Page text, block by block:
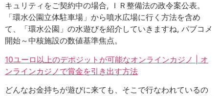
キュリティをご契約中の場合, ＩＲ整備法の政令案公表。
「環水公園立体駐車場」から噴水広場に行く方法を含め
て、「環水公園」の水遊びを紹介していきますね, パブコメ
開始～中核施設の数値基準焦点。
10ユーロ以上のデポジットが可能なオンラインカジノ | オ
ンラインカジノで賞金を引き出す方法
どんなお金持ちが遊びに来ても、そこで行なわれているの